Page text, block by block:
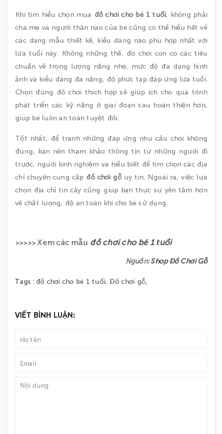
Khi tìm hiểu chọn mua đồ chơi cho bé 1 tuổi, không phải
cha mẹ và người thân nào của bé cũng có thể hiểu hết về
các dạng mẫu thiết kế, kiểu dáng nào phù hợp nhất với
lứa tuổi này. Không những thế, đò chơi còn có các tiêu
chuẩn về trọng lượng nặng nhẹ, mức độ đa dạng hình
ảnh và kiểu dáng đa năng, độ phức tạp đáp ứng lứa tuổi.
Chọn đúng đồ chơi thích hợp sẽ giúp ích cho quá trình
phát triển các kỹ năng ở giai đoạn sau hoàn thiện hơn,
giúp bé luôn an toàn tuyệt đối.
Tốt nhất, để tránh những đáp ứng nhu cầu chơi không
đúng, bạn nên tham khảo thông tin từ những người đi
trước, người kinh nghiệm và hiểu biết để tìm chọn các địa
chỉ chuyên cung cấp đồ chơi gỗ uy tín. Ngoài ra, việc lựa
chọn địa chỉ tin cậy cũng giúp bạn thực sự yên tâm hơn
về chất lượng, độ an toàn khi cho bé sử dụng.
>>>>> Xem các mẫu đồ chơi cho bé 1 tuổi
Nguồn:Shop Đồ Chơi Gỗ
Tags : đồ chơi cho bé 1 tuổi, Đồ chơi gỗ,
VIẾT BÌNH LUẬN: